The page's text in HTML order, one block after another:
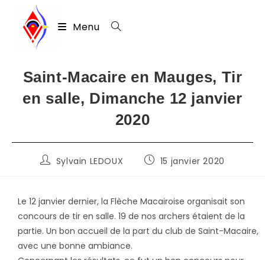
content
Menu
Saint-Macaire en Mauges, Tir
en salle, Dimanche 12 janvier
2020
Auteur/autrice
Sylvain LEDOUX
Publication
15 janvier 2020
Le 12 janvier dernier, la Flèche Macairoise organisait son
concours de tir en salle. 19 de nos archers étaient de la
partie. Un bon accueil de la part du club de Saint-Macaire,
avec une bonne ambiance.